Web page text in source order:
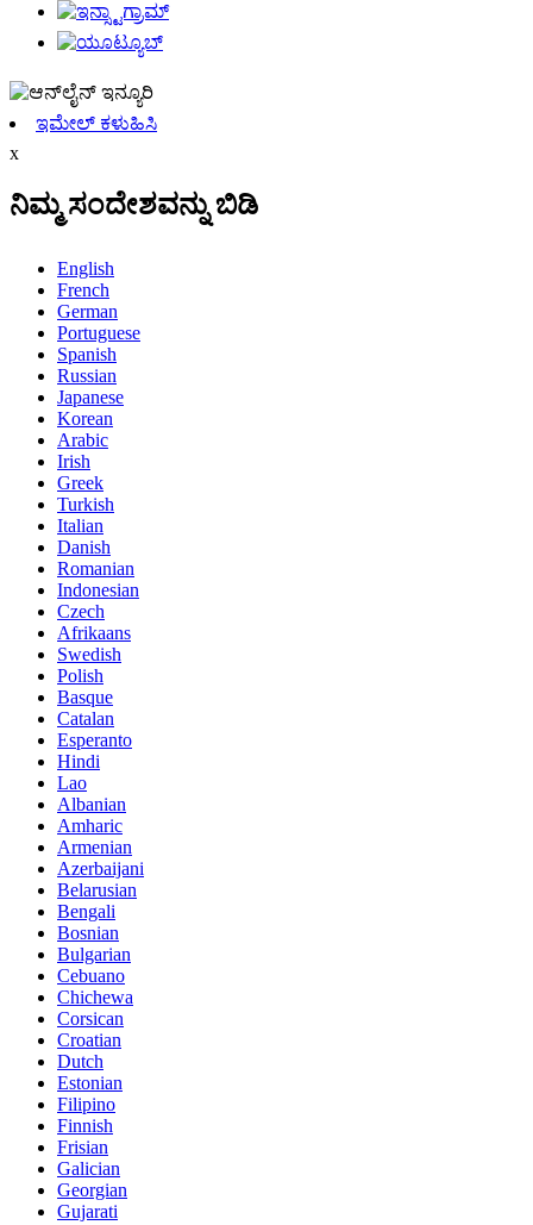
ಇಮೇಲ್ ಕಳುಹಿಸಿ
x
ನಿಮ್ಮ ಸಂದೇಶವನ್ನು ಬಿಡಿ
English
French
German
Portuguese
Spanish
Russian
Japanese
Korean
Arabic
Irish
Greek
Turkish
Italian
Danish
Romanian
Indonesian
Czech
Afrikaans
Swedish
Polish
Basque
Catalan
Esperanto
Hindi
Lao
Albanian
Amharic
Armenian
Azerbaijani
Belarusian
Bengali
Bosnian
Bulgarian
Cebuano
Chichewa
Corsican
Croatian
Dutch
Estonian
Filipino
Finnish
Frisian
Galician
Georgian
Gujarati